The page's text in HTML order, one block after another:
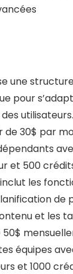
une
pour
de 30$ par
et 500
les
de
et les
équipes
et 1000